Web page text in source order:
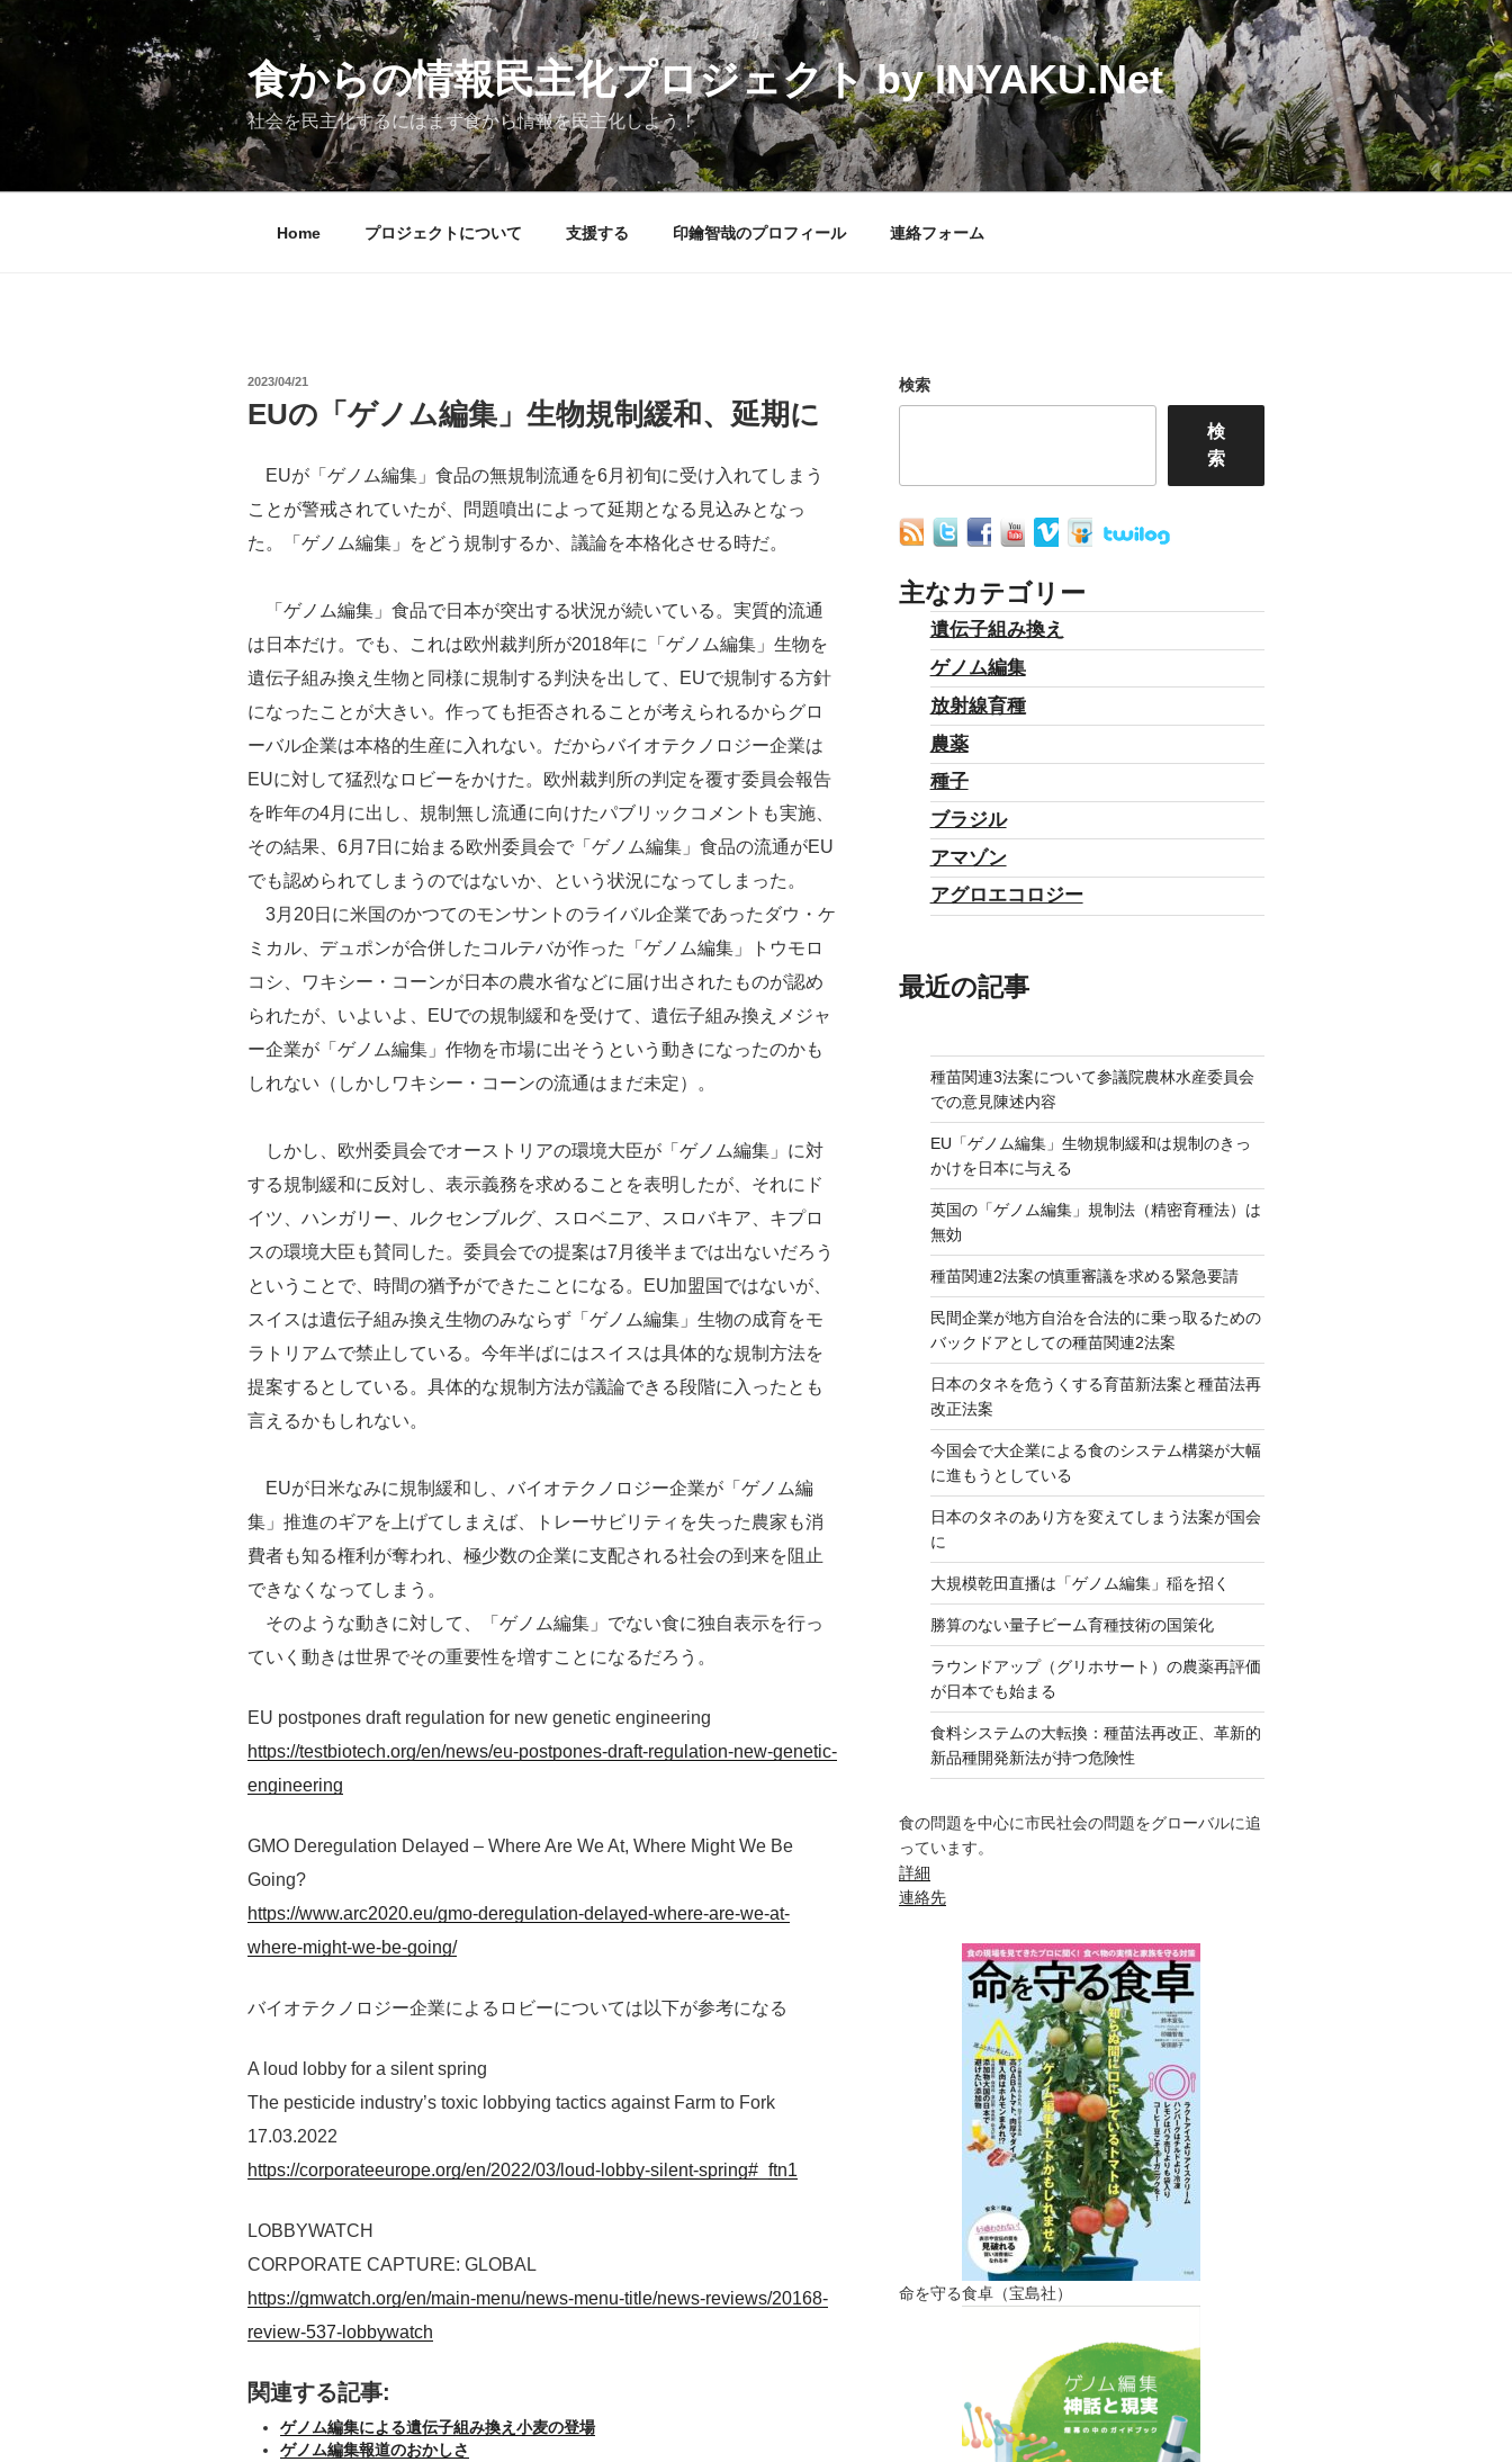
ン
ン
食からの情報民主化プロジェクト by INYAKU.Net
社会を民主化するにはまず食から情報を民主化しよう！
Home プロジェクトについて 支援する 印鑰智哉のプロフィール 連絡フォーム
投
日:
2023/04/21
EUの「ゲノム編集」生物規制緩和、延期に
EUが「ゲノム編集」食品の無規制流通を6月初旬に受け入れてしまう
ことが警戒されていたが、問題噴出によって延期となる見込みとなっ
た。「ゲノム編集」をどう規制するか、議論を本格化させる時だ。
「ゲノム編集」食品で日本が突出する状況が続いている。実質的流通
は日本だけ。でも、これは欧州裁判所が2018年に「ゲノム編集」生物を
遺伝子組み換え生物と同様に規制する判決を出して、EUで規制する方針
になったことが大きい。作っても拒否されることが考えられるからグロ
ーバル企業は本格的生産に入れない。だからバイオテクノロジー企業は
EUに対して猛烈なロビーをかけた。欧州裁判所の判定を覆す委員会報告
を昨年の4月に出し、規制無し流通に向けたパブリックコメントも実施、
その結果、6月7日に始まる欧州委員会で「ゲノム編集」食品の流通がEU
でも認められてしまうのではないか、という状況になってしまった。
3月20日に米国のかつてのモンサントのライバル企業であったダウ・ケ
ミカル、デュポンが合併したコルテバが作った「ゲノム編集」トウモロ
コシ、ワキシー・コーンが日本の農水省などに届け出されたものが認め
られたが、いよいよ、EUでの規制緩和を受けて、遺伝子組み換えメジャ
ー企業が「ゲノム編集」作物を市場に出そうという動きになったのかも
しれない（しかしワキシー・コーンの流通はまだ未定）。
しかし、欧州委員会でオーストリアの環境大臣が「ゲノム編集」に対
する規制緩和に反対し、表示義務を求めることを表明したが、それにド
イツ、ハンガリー、ルクセンブルグ、スロベニア、スロバキア、キプロ
スの環境大臣も賛同した。委員会での提案は7月後半までは出ないだろう
ということで、時間の猶予ができたことになる。EU加盟国ではないが、
スイスは遺伝子組み換え生物のみならず「ゲノム編集」生物の成育をモ
ラトリアムで禁止している。今年半ばにはスイスは具体的な規制方法を
提案するとしている。具体的な規制方法が議論できる段階に入ったとも
言えるかもしれない。
EUが日米なみに規制緩和し、バイオテクノロジー企業が「ゲノム編
集」推進のギアを上げてしまえば、トレーサビリティを失った農家も消
費者も知る権利が奪われ、極少数の企業に支配される社会の到来を阻止
できなくなってしまう。
そのような動きに対して、「ゲノム編集」でない食に独自表示を行っ
ていく動きは世界でその重要性を増すことになるだろう。
EU postpones draft regulation for new genetic engineering
https://testbiotech.org/en/news/eu-postpones-draft-regulation-new-genetic-
engineering
GMO Deregulation Delayed – Where Are We At, Where Might We Be
Going?
https://www.arc2020.eu/gmo-deregulation-delayed-where-are-we-at-
where-might-we-be-going/
バイオテクノロジー企業によるロビーについては以下が参考になる
A loud lobby for a silent spring
The pesticide industry’s toxic lobbying tactics against Farm to Fork
17.03.2022
https://corporateeurope.org/en/2022/03/loud-lobby-silent-spring#_ftn1
LOBBYWATCH
CORPORATE CAPTURE: GLOBAL
https://gmwatch.org/en/main-menu/news-menu-title/news-reviews/20168-
review-537-lobbywatch
関連する記事:
ゲノム編集による遺伝子組み換え小麦の登場
ゲノム編集報道のおかしさ
検索
検
索
主なカテゴリー
遺伝子組み換え
ゲノム編集
放射線育種
農薬
種子
ブラジル
アマゾン
アグロエコロジー
最近の記事
種苗関連3法案について参議院農林水産委員会
での意見陳述内容
EU「ゲノム編集」生物規制緩和は規制のきっ
かけを日本に与える
英国の「ゲノム編集」規制法（精密育種法）は
無効
種苗関連2法案の慎重審議を求める緊急要請
民間企業が地方自治を合法的に乗っ取るための
バックドアとしての種苗関連2法案
日本のタネを危うくする育苗新法案と種苗法再
改正法案
今国会で大企業による食のシステム構築が大幅
に進もうとしている
日本のタネのあり方を変えてしまう法案が国会
に
大規模乾田直播は「ゲノム編集」稲を招く
勝算のない量子ビーム育種技術の国策化
ラウンドアップ（グリホサート）の農薬再評価
が日本でも始まる
食料システムの大転換：種苗法再改正、革新的
新品種開発新法が持つ危険性
食の問題を中心に市民社会の問題をグローバルに追
っています。
詳細
連絡先
命を守る食卓（宝島社）